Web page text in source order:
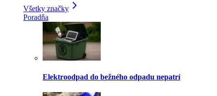
Všetky značky
Poradňa
Elektroodpad do bežného odpadu nepatrí